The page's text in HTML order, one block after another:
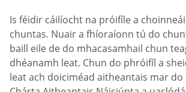
Is féidir cáilíocht na próifíle a
chuntas. Nuair a fhíoraíonn tú do
baill eile de do mhacasamhail chun
dhéanamh leat. Chun do phróifíl a
leat ach doiciméad aitheantais mar do